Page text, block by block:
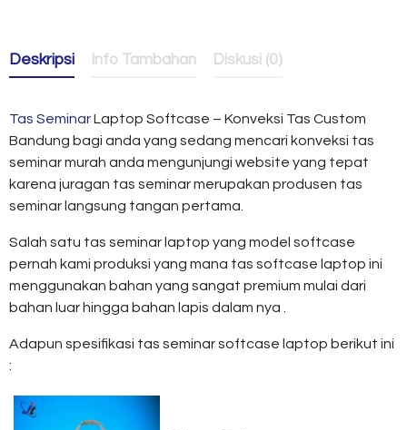
Deskripsi Info Tambahan Diskusi (0)
Tas SeminarLaptop Softcase – Konveksi Tas Custom
Bandung bagi anda yang sedang mencari konveksi tas
seminar murah anda mengunjungi website yang tepat
karena juragan tas seminar merupakan produsen tas
seminar langsung tangan pertama.
Salah satu tas seminar laptop yang model softcase
pernah kami produksi yang mana tas softcase laptop ini
menggunakan bahan yang sangat premium mulai dari
bahan luar hingga bahan lapis dalam nya .
Adapun spesifikasi tas seminar softcase laptop berikut ini
: